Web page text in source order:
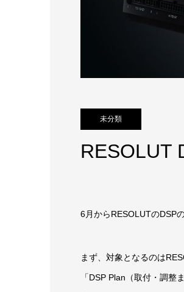
未分類
RESOLUT
6月からRESOLUTのDSP
まず、対象となるのは
「DSP Plan（取付・調